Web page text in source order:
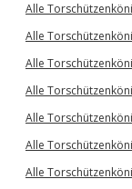
Alle
Alle
Alle
Alle
Alle
Alle
Alle